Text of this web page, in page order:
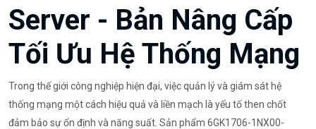
Server - Bản Nâng Cấp
Tối Ưu Hệ Thống Mạng
Trong thế giới công nghiệp hiện đại, việc quản lý và giám sát hệ
thống mạng một cách hiệu quả và liền mạch là yếu tố then chốt
đảm bảo sự ổn định và năng suất. Sản phẩm 6GK1706-1NX00-